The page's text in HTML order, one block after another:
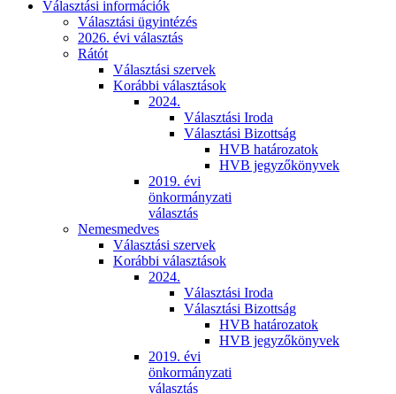
Választási információk
Választási ügyintézés
2026. évi választás
Rátót
Választási szervek
Korábbi választások
2024.
Választási Iroda
Választási Bizottság
HVB határozatok
HVB jegyzőkönyvek
2019. évi
önkormányzati
választás
Nemesmedves
Választási szervek
Korábbi választások
2024.
Választási Iroda
Választási Bizottság
HVB határozatok
HVB jegyzőkönyvek
2019. évi
önkormányzati
választás